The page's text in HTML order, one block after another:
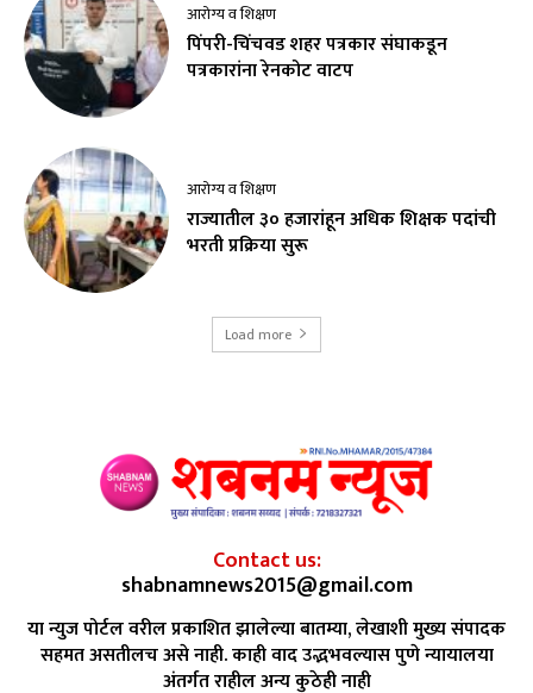
आरोग्य व शिक्षण
पिंपरी-चिंचवड शहर पत्रकार संघाकडून
पत्रकारांना रेनकोट वाटप
आरोग्य व शिक्षण
राज्यातील ३० हजारांहून अधिक शिक्षक पदांची
भरती प्रक्रिया सुरू
Load more
Contact us:
shabnamnews2015@gmail.com
या न्युज पोर्टल वरील प्रकाशित झालेल्या बातम्या, लेखाशी मुख्य संपादक
सहमत असतीलच असे नाही. काही वाद उद्भभवल्यास पुणे न्यायालया
अंतर्गत राहील अन्य कुठेही नाही